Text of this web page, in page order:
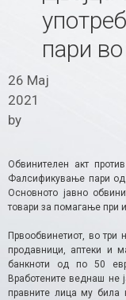
пари
26 Мај
2021
by
Обвинителен акт
Фалсификување пари
Основното јавно
товари за помагање при
Првообвинетиот, во три
продавници, аптеки и
банкноти од по 50
Вработените веднаш не
правните лица му била